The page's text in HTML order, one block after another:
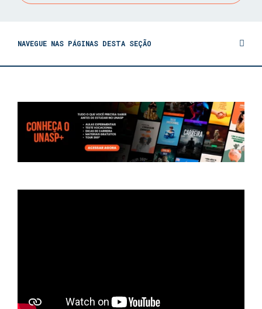
NAVEGUE NAS PÁGINAS DESTA SEÇÃO